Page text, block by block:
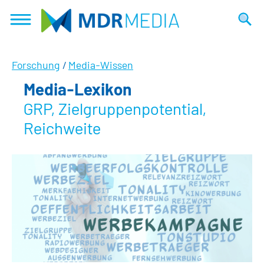
zum
Suche
Forschung / Media-Wissen
Media-Lexikon
GRP, Zielgruppenpotential,
Reichweite